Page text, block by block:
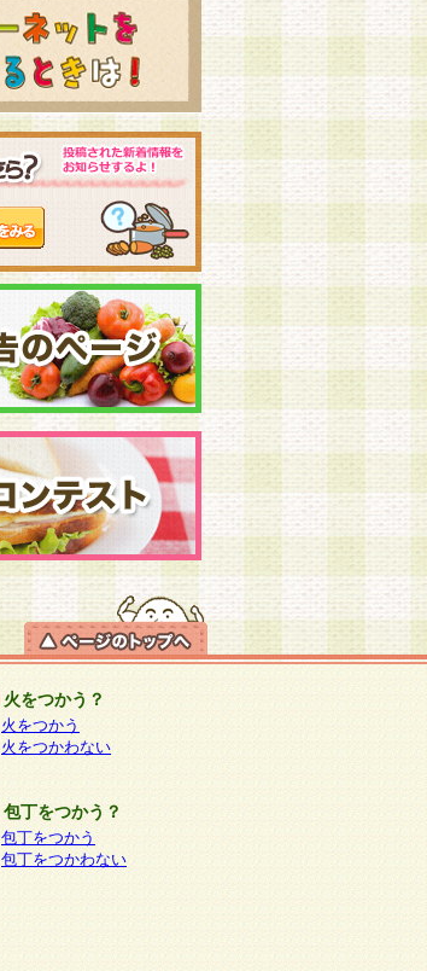
火をつかう？
火をつかう
火をつかわない
包丁をつかう？
包丁をつかう
包丁をつかわない